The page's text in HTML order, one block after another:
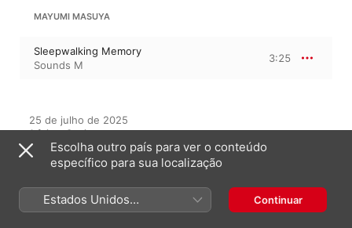
MAYUMI MASUYA
Sleepwalking Memory
Sounds M
3:25
25 de julho de 2025
1 faixa, 3 minutos
℗ 2025 Mayumi Masuya
Sounds M
Escolha outro país para ver o conteúdo
específico para sua localização
Estados Unidos
(Português Brasil)
Continuar